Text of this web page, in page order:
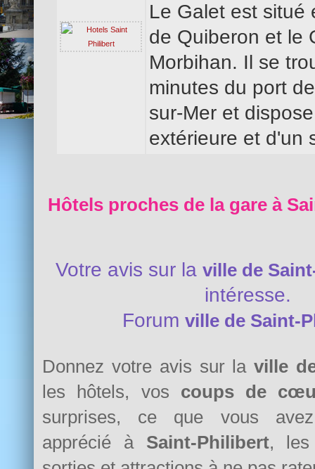
Le Galet est situé
de Quiberon et le
Morbihan. Il se
minutes du port
sur-Mer et
extérieure et d'un
Hôtels proches de la gare à
Votre avis sur la ville de
intéresse.
Forum ville de Saint-
Donnez votre avis sur laville
les hôtels, vos coups de
surprises, ce que vous avez
apprécié à Saint-Philibert, les